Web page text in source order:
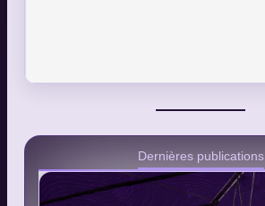
Dernières publications